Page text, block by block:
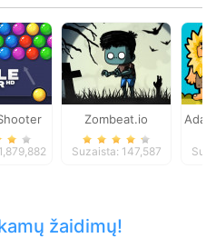
Zombeat.io
Suzaista: 147,587
žaidimų!